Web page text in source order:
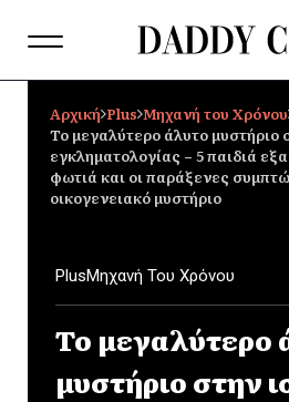
Αρχική Plus Μηχανή του Χρόνου
Το μεγαλύτερο άλυτο μυστήριο
εγκληματολογίας – 5 παιδιά
φωτιά και οι παράξενες
οικογενειακό μυστήριο
PlusΜηχανή Του Χρόνου
Το μεγαλύτερο
μυστήριο στην